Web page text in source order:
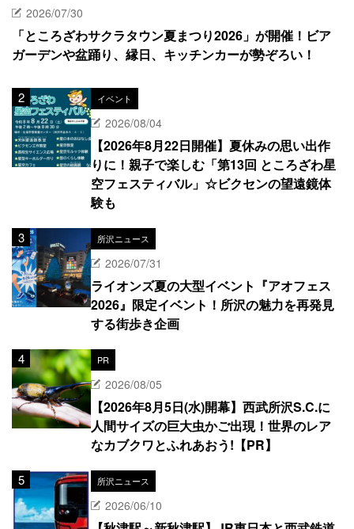
2026/07/30
「ところざわサクラタウン夏まつり2026」が開催！ビア
ガーデンや盆踊り、縁日、キッチンカーが勢ぞろい！
イベント
2026/08/04
【2026年8月22日開催】夏休みの思い出作
りに！親子で楽しむ「第13回 ところざわ星
空フェスティバル」☆ビクセンの望遠鏡体
験も
所沢ニュース
2026/07/31
ライオンズ夏の大型イベント『アオフェス
2026』限定イベント！所沢の魅力を再発見
する街歩き企画
PR
2026/08/05
【2026年8月5日(水)開幕】西武所沢S.C.に
人間サイズの巨大虫かご出現！世界のレア
なカブクワとふれあおう!【PR】
所沢ニュース
2026/06/10